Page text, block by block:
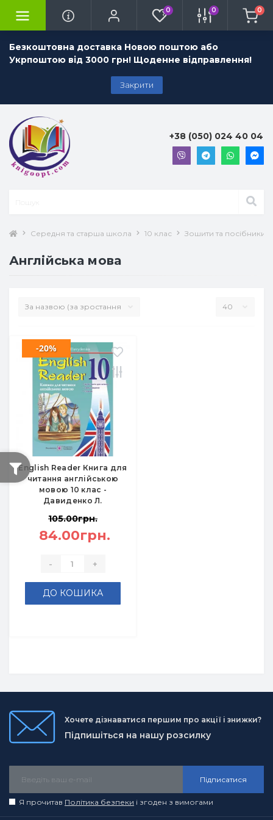
Безкоштовна доставка Новою поштою або
Укрпоштою від 3000 грн! Щоденне відправлення!
Закрити
0 0 0
+38 (050) 024 40 04
Середня та старша школа 10 клас Зошити та посібники
Англійська мова
English Reader Книга для
читання англійською
мовою 10 клас -
Давиденко Л.
-20%
105.00грн.
84.00грн.
- +
ДО КОШИКА
Хочете дізнаватися першим про акції і знижки?
Підпишіться на нашу розсилку
Підписатися
Я прочитав Політика безпеки і згоден з вимогами